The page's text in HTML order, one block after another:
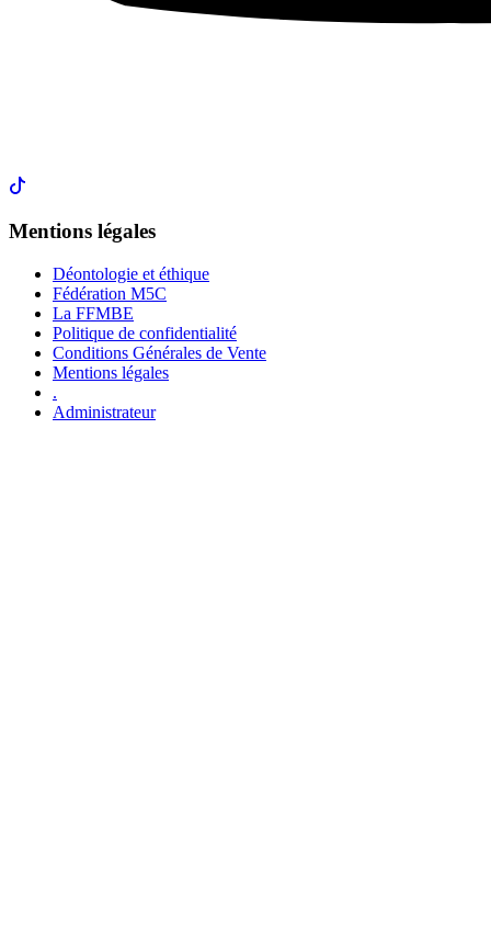
Mentions légales
Déontologie et éthique
Fédération M5C
La FFMBE
Politique de confidentialité
Conditions Générales de Vente
Mentions légales
.
Administrateur